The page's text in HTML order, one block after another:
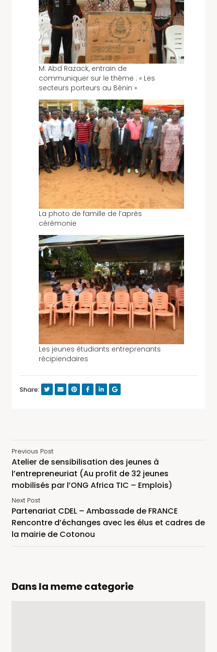
M. Abd Razack, entrain de
communiquer sur le thème : « Les
secteurs porteurs au Bénin »
La photo de famille de l’après
cérémonie
Les jeunes étudiants entreprenants
récipiendaires
Share:
Previous Post
Atelier de sensibilisation des jeunes à
l’entrepreneuriat (Au profit de 32 jeunes
mobilisés par l’ONG Africa TIC – Emplois)
Next Post
Partenariat CDEL – Ambassade de FRANCE
Rencontre d’échanges avec les élus et cadres de
la mairie de Cotonou
Dans la meme categorie